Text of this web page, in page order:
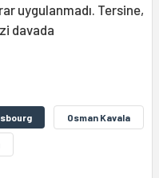
uygulanmadı. Tersine,
davada
Osman Kavala